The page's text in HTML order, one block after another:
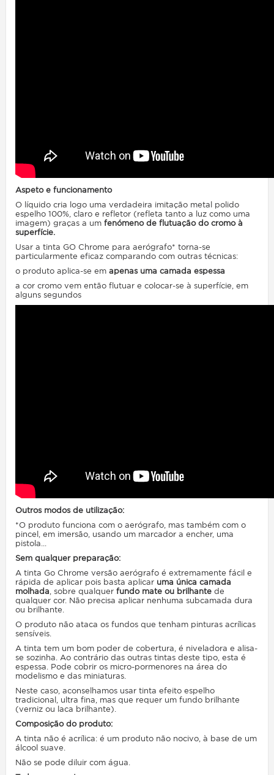
Aspeto e funcionamento
O líquido cria logo uma verdadeira imitação metal polido
espelho 100%, claro e refletor (refleta tanto a luz como uma
imagem) graças a um fenómeno de flutuação do cromo à
superfície.
Usar a tinta GO Chrome para aerógrafo* torna-se
particularmente eficaz comparando com outras técnicas:
o produto aplica-se em apenas uma camada espessa
a cor cromo vem então flutuar e colocar-se à superfície, em
alguns segundos
Outros modos de utilização:
*O produto funciona com o aerógrafo, mas também com o
pincel, em imersão, usando um marcador a encher, uma
pistola...
Sem qualquer preparação:
A tinta Go Chrome versão aerógrafo é extremamente fácil e
rápida de aplicar pois basta aplicar uma única camada
molhada , sobre qualquer fundo mate ou brilhante de
qualquer cor. Não precisa aplicar nenhuma subcamada dura
ou brilhante.
O produto não ataca os fundos que tenham pinturas acrílicas
sensíveis.
A tinta tem um bom poder de cobertura, é niveladora e alisa-
se sozinha. Ao contrário das outras tintas deste tipo, esta é
espessa. Pode cobrir os micro-pormenores na área do
modelismo e das miniaturas.
Neste caso, aconselhamos usar tinta efeito espelho
tradicional, ultra fina, mas que requer um fundo brilhante
(verniz ou laca brilhante).
Composição do produto:
A tinta não é acrílica: é um produto não nocivo, à base de um
álcool suave.
Não se pode diluir com água.